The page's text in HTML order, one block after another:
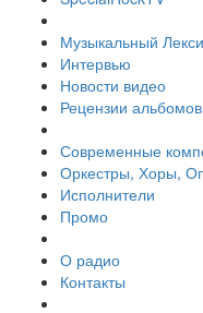
Музыкальный
Интервью
Новости видео
Рецензии альбомов
Современные
Оркестры, Хоры,
Исполнители
Промо
О радио
Контакты